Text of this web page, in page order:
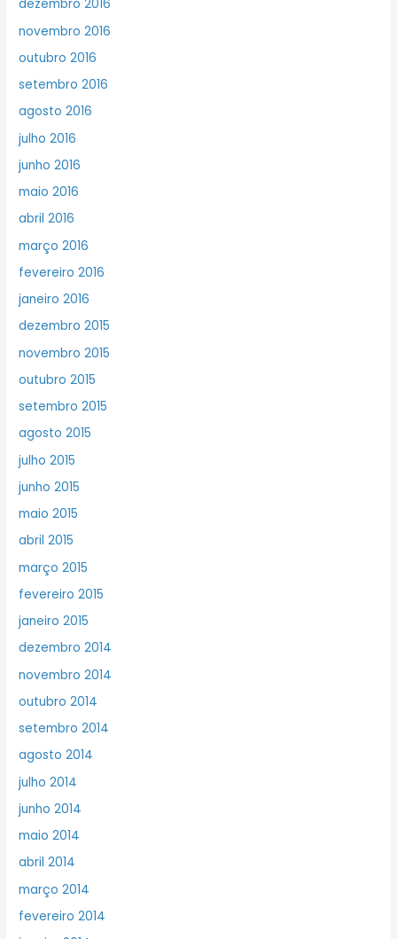
dezembro 2016
novembro 2016
outubro 2016
setembro 2016
agosto 2016
julho 2016
junho 2016
maio 2016
abril 2016
março 2016
fevereiro 2016
janeiro 2016
dezembro 2015
novembro 2015
outubro 2015
setembro 2015
agosto 2015
julho 2015
junho 2015
maio 2015
abril 2015
março 2015
fevereiro 2015
janeiro 2015
dezembro 2014
novembro 2014
outubro 2014
setembro 2014
agosto 2014
julho 2014
junho 2014
maio 2014
abril 2014
março 2014
fevereiro 2014